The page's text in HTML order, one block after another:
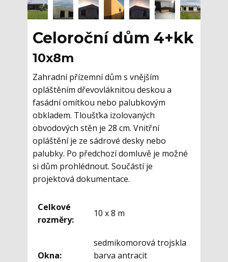
Celoroční dům 4+kk
10x8m
Zahradní přízemní dům s vnějším
opláštěním dřevovláknitou deskou a
fasádní omítkou nebo palubkovým
obkladem. Tloušťka izolovaných
obvodových stěn je 28 cm. Vnitřní
opláštění je ze sádrové desky nebo
palubky. Po předchozí domluvě je možné
si dům prohlédnout. Součástí je
projektová dokumentace.
Celkové
rozměry:
10 x 8 m
Okna:
sedmikomorová trojskla
barva antracit